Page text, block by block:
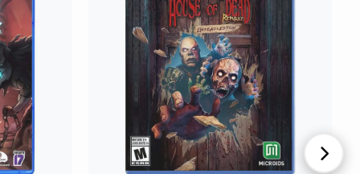
вместе с набором BioShock: The Collection.
The Complete Edition, включая все
облаками.